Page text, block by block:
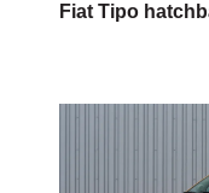
Fiat Tipo